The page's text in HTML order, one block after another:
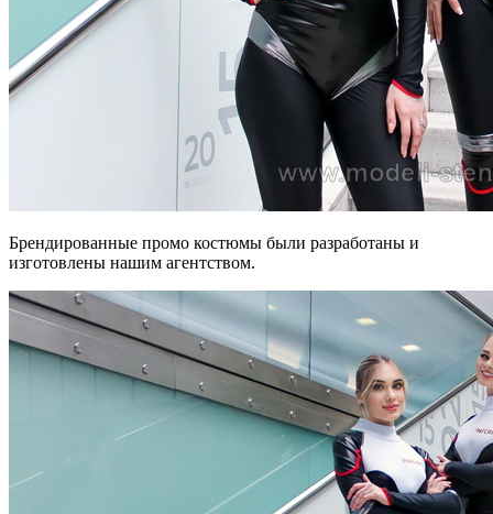
Брендированные промо костюмы были разработаны и
изготовлены нашим агентством.